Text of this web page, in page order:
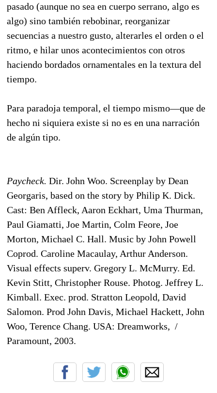
pasado (aunque no sea en cuerpo serrano, algo es
algo) sino también rebobinar, reorganizar
secuencias a nuestro gusto, alterarles el orden o el
ritmo, e hilar unos acontecimientos con otros
haciendo bordados ornamentales en la textura del
tiempo.
Para paradoja temporal, el tiempo mismo—que de
hecho ni siquiera existe si no es en una narración
de algún tipo.
Paycheck. Dir. John Woo. Screenplay by Dean
Georgaris, based on the story by Philip K. Dick.
Cast: Ben Affleck, Aaron Eckhart, Uma Thurman,
Paul Giamatti, Joe Martin, Colm Feore, Joe
Morton, Michael C. Hall. Music by John Powell
Coprod. Caroline Macaulay, Arthur Anderson.
Visual effects superv. Gregory L. McMurry. Ed.
Kevin Stitt, Christopher Rouse. Photog. Jeffrey L.
Kimball. Exec. prod. Stratton Leopold, David
Salomon. Prod John Davis, Michael Hackett, John
Woo, Terence Chang. USA: Dreamworks, /
Paramount, 2003.